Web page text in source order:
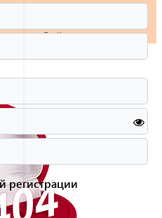
Войти
регистрации